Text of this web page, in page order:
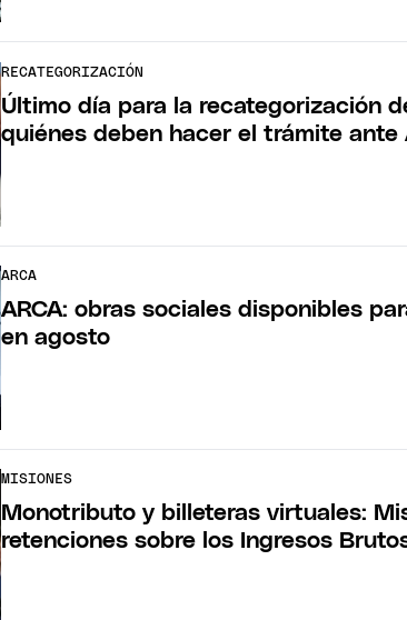
RECATEGORIZACIÓN
Último día para la recategorización
quiénes deben hacer el trámite ante
ARCA
ARCA: obras sociales disponibles
en agosto
MISIONES
Monotributo y billeteras virtuales:
retenciones sobre los Ingresos